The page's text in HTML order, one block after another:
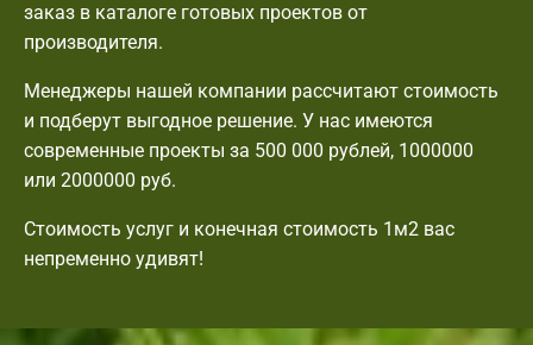
заказ в каталоге готовых проектов от
производителя.
Менеджеры нашей компании рассчитают стоимость
и подберут выгодное решение. У нас имеются
современные проекты за 500 000 рублей, 1000000
или 2000000 руб.
Стоимость услуг и конечная стоимость 1м2 вас
непременно удивят!